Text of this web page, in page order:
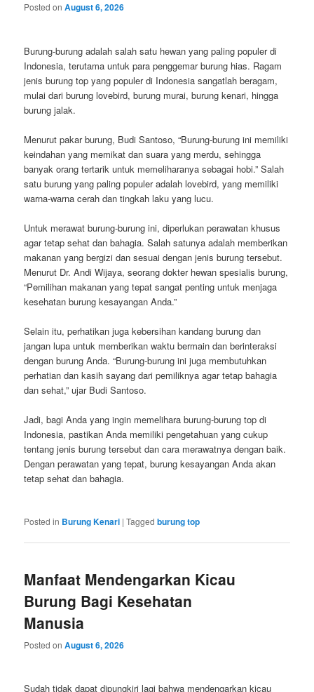
Posted onAugust 6, 2026
Burung-burung adalah salah satu hewan yang paling populer di
Indonesia, terutama untuk para penggemar burung hias. Ragam
jenis burung top yang populer di Indonesia sangatlah beragam,
mulai dari burung lovebird, burung murai, burung kenari, hingga
burung jalak.
Menurut pakar burung, Budi Santoso, “Burung-burung ini memiliki
keindahan yang memikat dan suara yang merdu, sehingga
banyak orang tertarik untuk memeliharanya sebagai hobi.” Salah
satu burung yang paling populer adalah lovebird, yang memiliki
warna-warna cerah dan tingkah laku yang lucu.
Untuk merawat burung-burung ini, diperlukan perawatan khusus
agar tetap sehat dan bahagia. Salah satunya adalah memberikan
makanan yang bergizi dan sesuai dengan jenis burung tersebut.
Menurut Dr. Andi Wijaya, seorang dokter hewan spesialis burung,
“Pemilihan makanan yang tepat sangat penting untuk menjaga
kesehatan burung kesayangan Anda.”
Selain itu, perhatikan juga kebersihan kandang burung dan
jangan lupa untuk memberikan waktu bermain dan berinteraksi
dengan burung Anda. “Burung-burung ini juga membutuhkan
perhatian dan kasih sayang dari pemiliknya agar tetap bahagia
dan sehat,” ujar Budi Santoso.
Jadi, bagi Anda yang ingin memelihara burung-burung top di
Indonesia, pastikan Anda memiliki pengetahuan yang cukup
tentang jenis burung tersebut dan cara merawatnya dengan baik.
Dengan perawatan yang tepat, burung kesayangan Anda akan
tetap sehat dan bahagia.
Posted in Burung Kenari |Tagged burung top
Manfaat Mendengarkan Kicau
Burung Bagi Kesehatan
Manusia
Posted onAugust 6, 2026
Sudah tidak dapat dipungkiri lagi bahwa mendengarkan kicau